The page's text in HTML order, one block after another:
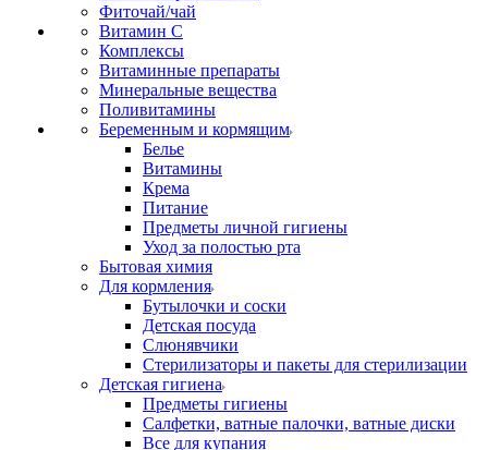
Фиточай/чай
Витамин С
Комплексы
Витаминные препараты
Минеральные вещества
Поливитамины
Беременным и кормящим
Белье
Витамины
Крема
Питание
Предметы личной гигиены
Уход за полостью рта
Бытовая химия
Для кормления
Бутылочки и соски
Детская посуда
Слюнявчики
Стерилизаторы и пакеты для стерилизации
Детская гигиена
Предметы гигиены
Салфетки, ватные палочки, ватные диски
Все для купания